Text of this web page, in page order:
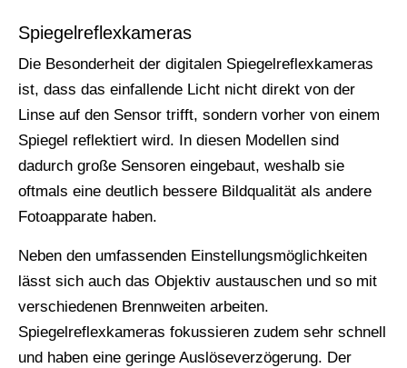
Spiegelreflexkameras
Die Besonderheit der digitalen Spiegelreflexkameras
ist, dass das einfallende Licht nicht direkt von der
Linse auf den Sensor trifft, sondern vorher von einem
Spiegel reflektiert wird. In diesen Modellen sind
dadurch große Sensoren eingebaut, weshalb sie
oftmals eine deutlich bessere Bildqualität als andere
Fotoapparate haben.
Neben den umfassenden Einstellungsmöglichkeiten
lässt sich auch das Objektiv austauschen und so mit
verschiedenen Brennweiten arbeiten.
Spiegelreflexkameras fokussieren zudem sehr schnell
und haben eine geringe Auslöseverzögerung. Der